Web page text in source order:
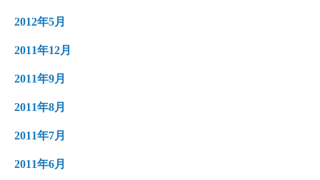
2012年5月
2011年12月
2011年9月
2011年8月
2011年7月
2011年6月